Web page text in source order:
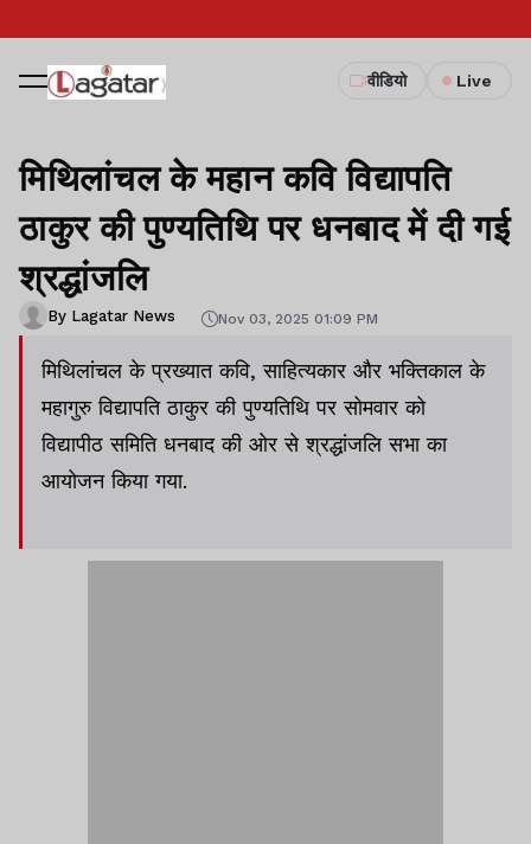
वीडियो Live
मिथिलांचल के महान कवि विद्यापति
ठाकुर की पुण्यतिथि पर धनबाद में दी गई
श्रद्धांजलि
By Lagatar News Nov 03, 2025 01:09 PM
मिथिलांचल के प्रख्यात कवि, साहित्यकार और भक्तिकाल के
महागुरु विद्यापति ठाकुर की पुण्यतिथि पर सोमवार को
विद्यापीठ समिति धनबाद की ओर से श्रद्धांजलि सभा का
आयोजन किया गया.